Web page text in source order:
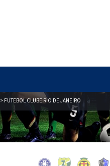
> FUTEBOL CLUBE RIO DE JANEIRO